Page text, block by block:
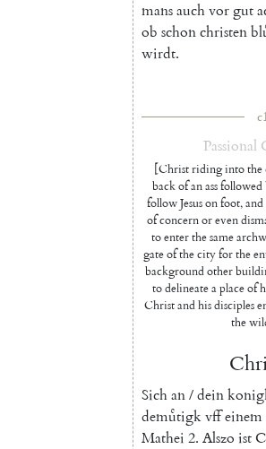
mansauchvorgut
ob schonchristen
wirdt.
Passional
[Christ riding into the
back of an ass
follow Jesus on foot,
of concern or even
to enter the same
gate of the city for the
background other
to delineate a place of
Christ and his disciples
the
Sichan/dein
demuͤtigkvffeinem
Mathei 2. Alszo ist